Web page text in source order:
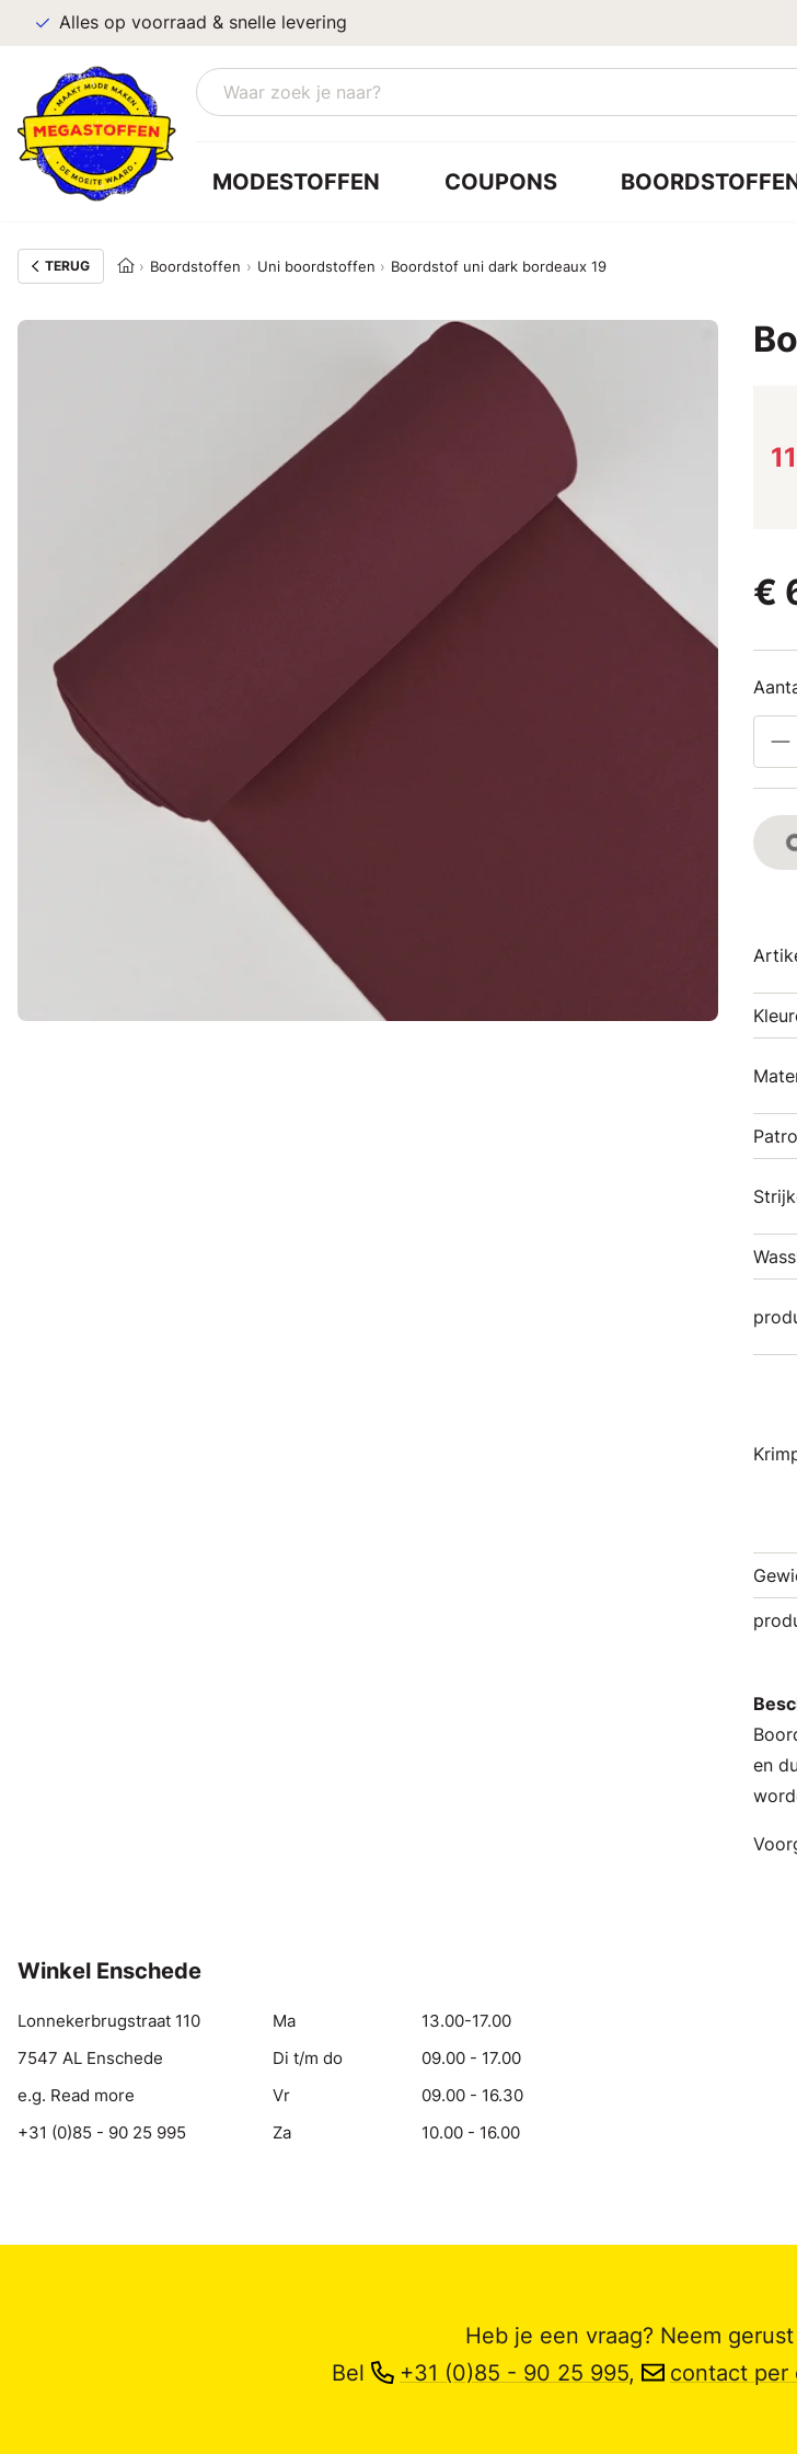
Alles op voorraad & snelle levering
MODESTOFFEN COUPONS
TERUG Boordstoffen Uni boordstoffen Boordstof uni dark bordeaux 19
11
€
en
Winkel Enschede
Lonnekerbrugstraat 110
7547 AL Enschede
e.g. Read more
+31 (0)85 - 90 25 995
Ma
13.00-17.00
Di t/m do
09.00 - 17.00
Vr
09.00 - 16.30
Za
10.00 - 16.00
Heb je een vraag? Neem
Bel
+31 (0)85 - 90 25 995, contact per